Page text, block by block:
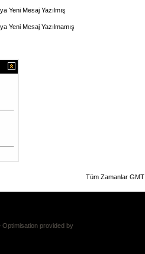
Yeni Mesaj Yazılmış
Yeni Mesaj Yazılmamış
Tüm Zamanlar
Optimisation provided by